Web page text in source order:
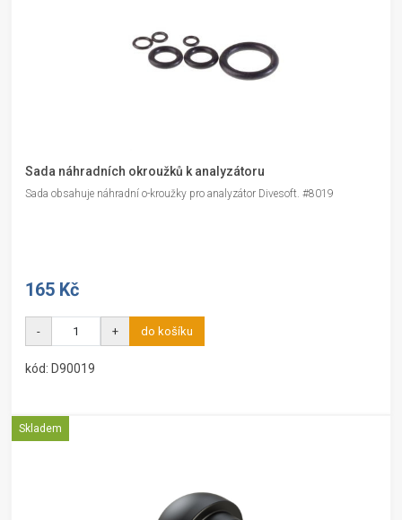
Sada náhradních okroužků k analyzátoru
Sada obsahuje náhradní o-kroužky pro analyzátor Divesoft. #8019
165 Kč
- + do košíku
kód: D90019
Skladem